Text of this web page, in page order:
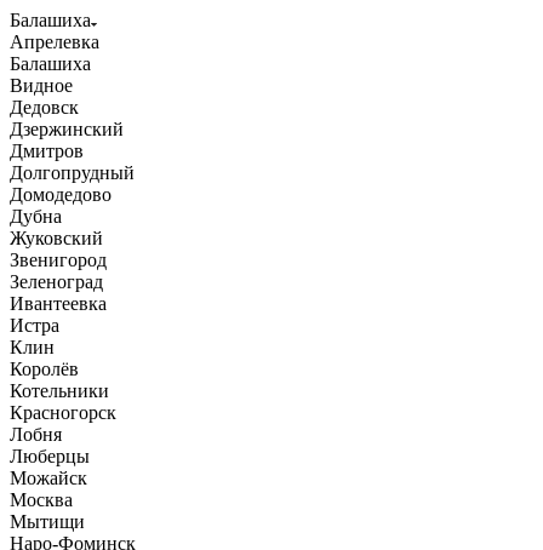
Балашиха
Апрелевка
Балашиха
Видное
Дедовск
Дзержинский
Дмитров
Долгопрудный
Домодедово
Дубна
Жуковский
Звенигород
Зеленоград
Ивантеевка
Истра
Клин
Королёв
Котельники
Красногорск
Лобня
Люберцы
Можайск
Москва
Мытищи
Наро-Фоминск